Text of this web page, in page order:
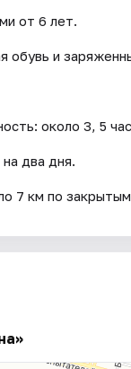
от 6 лет.
обувь и
около 3, 5
два дня.
7 км по